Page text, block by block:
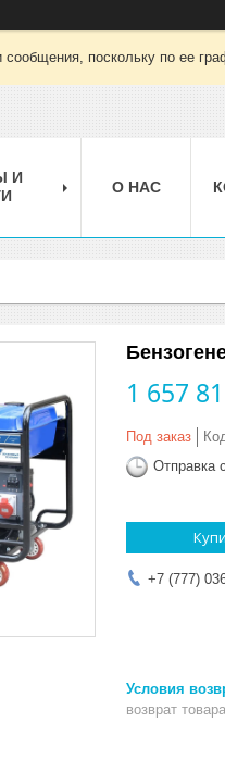
поскольку по ее
И
О НАС
1 657
Под заказ
Отправка
+7 (777)
возврат